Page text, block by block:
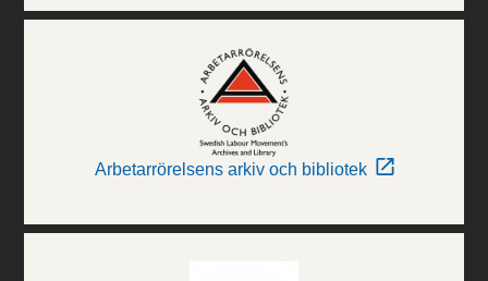
Arbetarrörelsens arkiv och bibliotek